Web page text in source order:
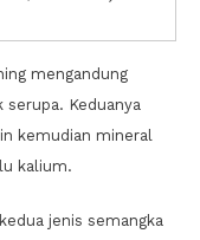
mengandung
Keduanya
kemudian mineral
kalium.
jenis semangka